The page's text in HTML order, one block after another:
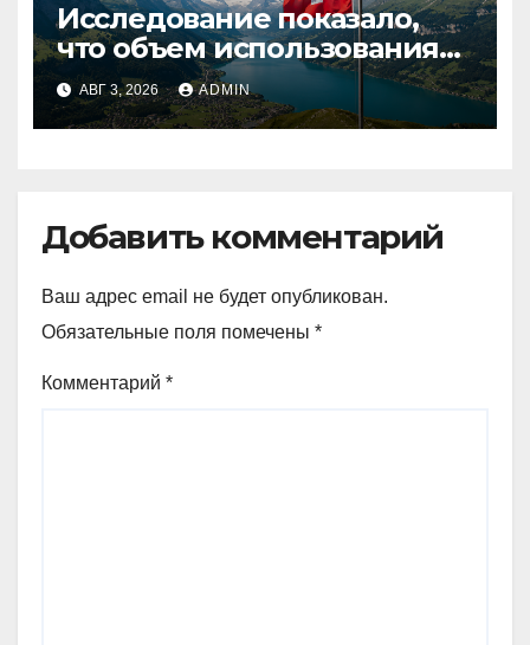
Исследование показало,
что объем использования
криптовалют в Швейцарии
в два раза превышает
аналогичный показатель в
АВГ 3, 2026 ADMIN
Добавить комментарий
Ваш адрес email не будет опубликован.
Обязательные поля помечены *
Комментарий *